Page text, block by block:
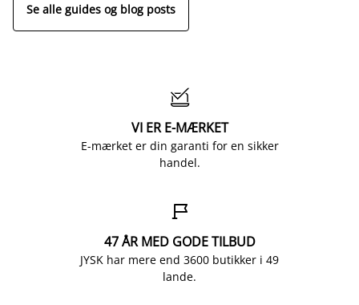
Se alle guides og blog posts

VI ER E-MÆRKET
E-mærket er din garanti for en sikker
handel.

47 ÅR MED GODE TILBUD
JYSK har mere end 3600 butikker i 49
lande.